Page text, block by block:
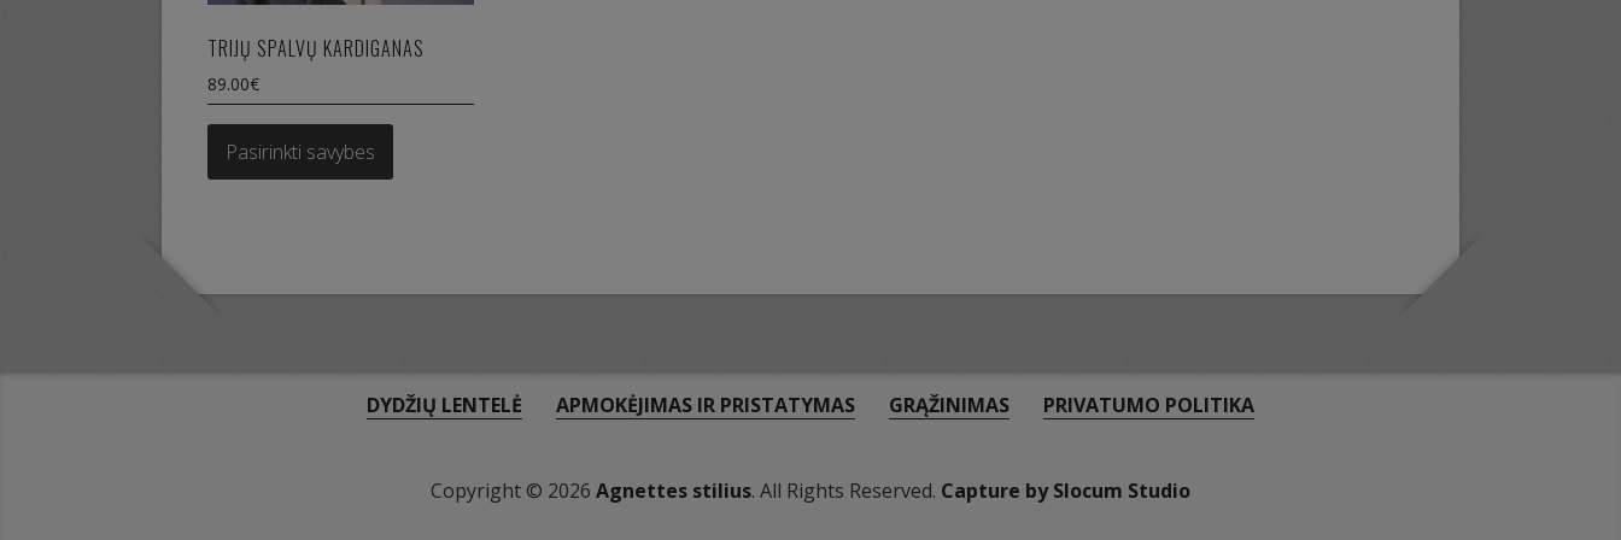
TRIJŲ SPALVŲ KARDIGANAS
89.00€
Pasirinkti savybes
may
on
the
DYDŽIŲ LENTELĖ APMOKĖJIMAS IR PRISTATYMAS GRĄŽINIMAS PRIVATUMO POLITIKA
Copyright © 2026 Agnettes stilius. All Rights Reserved. Capture by Slocum Studio